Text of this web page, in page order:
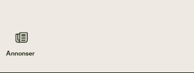
Annonser